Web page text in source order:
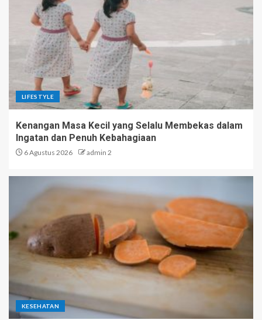
LIFESTYLE
Kenangan Masa Kecil yang Selalu Membekas dalam
Ingatan dan Penuh Kebahagiaan
6 Agustus 2026 admin 2
KESEHATAN